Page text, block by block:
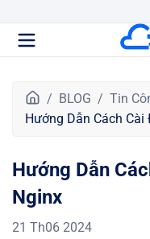
r
g
c
h
ủ
BLOG
Tin
Hướng Dẫn Cách
Hướng Dẫn
Nginx
21 Th06 2024